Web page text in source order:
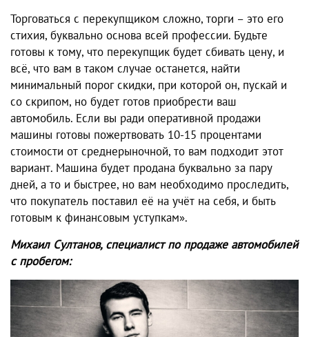
Торговаться с перекупщиком сложно, торги – это его
стихия, буквально основа всей профессии. Будьте
готовы к тому, что перекупщик будет сбивать цену, и
всё, что вам в таком случае останется, найти
минимальный порог скидки, при которой он, пускай и
со скрипом, но будет готов приобрести ваш
автомобиль. Если вы ради оперативной продажи
машины готовы пожертвовать 10-15 процентами
стоимости от среднерыночной, то вам подходит этот
вариант. Машина будет продана буквально за пару
дней, а то и быстрее, но вам необходимо проследить,
что покупатель поставил её на учёт на себя, и быть
готовым к финансовым уступкам».
Михаил Султанов, специалист по продаже автомобилей
с пробегом: